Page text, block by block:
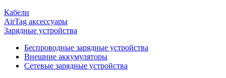
Кабели
AirTag аксессуары
Зарядные устройства
Беспроводные зарядные устройства
Внешние аккумуляторы
Сетевые зарядные устройства